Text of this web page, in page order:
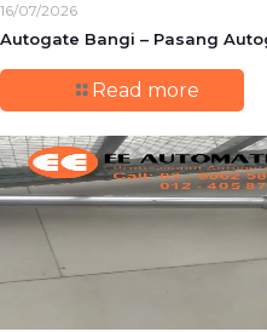
16/07/2026
Autogate Bangi – Pasang
Read more